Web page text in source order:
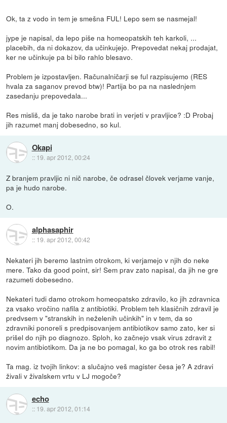
Ok, ta z vodo in tem je smešna FUL! Lepo sem se nasmejal!
jype je napisal, da lepo piše na homeopatskih teh karkoli, ...
placebih, da ni dokazov, da učinkujejo. Prepovedat nekaj prodajat,
ker ne učinkuje pa bi bilo rahlo blesavo.
Problem je izpostavljen. Računalničarji se ful razpisujemo (RES
hvala za saganov prevod btw)! Partija bo pa na naslednjem
zasedanju prepovedala...
Res misliš, da je tako narobe brati in verjeti v pravljice? :D Probaj
jih razumet manj dobesedno, so kul.
Okapi
:: 19. apr 2012, 00:24
Z branjem pravljic ni nič narobe, če odrasel človek verjame vanje,
pa je hudo narobe.
O.
alphasaphir
:: 19. apr 2012, 00:42
Nekateri jih beremo lastnim otrokom, ki verjamejo v njih do neke
mere. Tako da good point, sir! Sem prav zato napisal, da jih ne gre
razumeti dobesedno.
Nekateri tudi damo otrokom homeopatsko zdravilo, ko jih zdravnica
za vsako vročino nafila z antibiotiki. Problem teh klasičnih zdravil je
predvsem v "stranskih in neželenih učinkih" in v tem, da so
zdravniki ponoreli s predpisovanjem antibiotikov samo zato, ker si
prišel do njih po diagnozo. Sploh, ko začnejo vsak virus zdravit z
novim antibiotikom. Da ja ne bo pomagal, ko ga bo otrok res rabil!
Ta mag. iz tvojih linkov: a slučajno veš magister česa je? A zdravi
živali v živalskem vrtu v LJ mogoče?
echo
:: 19. apr 2012, 01:14